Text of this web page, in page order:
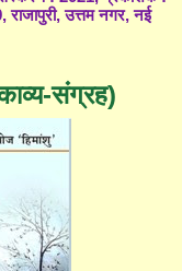
उत्तम नगर, नई
संग्रह)